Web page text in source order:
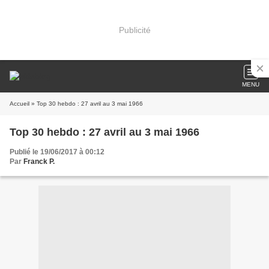
Publicité
MENU
Accueil » Top 30 hebdo : 27 avril au 3 mai 1966
Top 30 hebdo : 27 avril au 3 mai 1966
Publié le 19/06/2017 à 00:12
Par Franck P.